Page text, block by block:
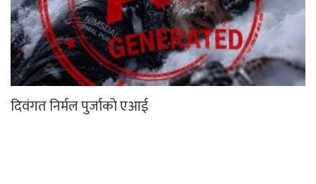
दिवंगत निर्मल पुर्जाको एआई